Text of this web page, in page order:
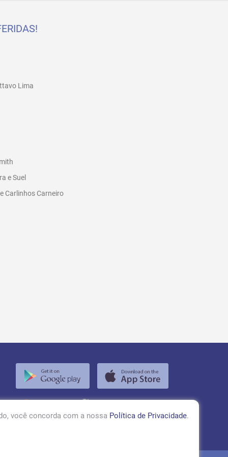
Lima
e Suel
Carlinhos Carneiro
ACESSAR!
você concorda com a nossa Política de Privacidade.